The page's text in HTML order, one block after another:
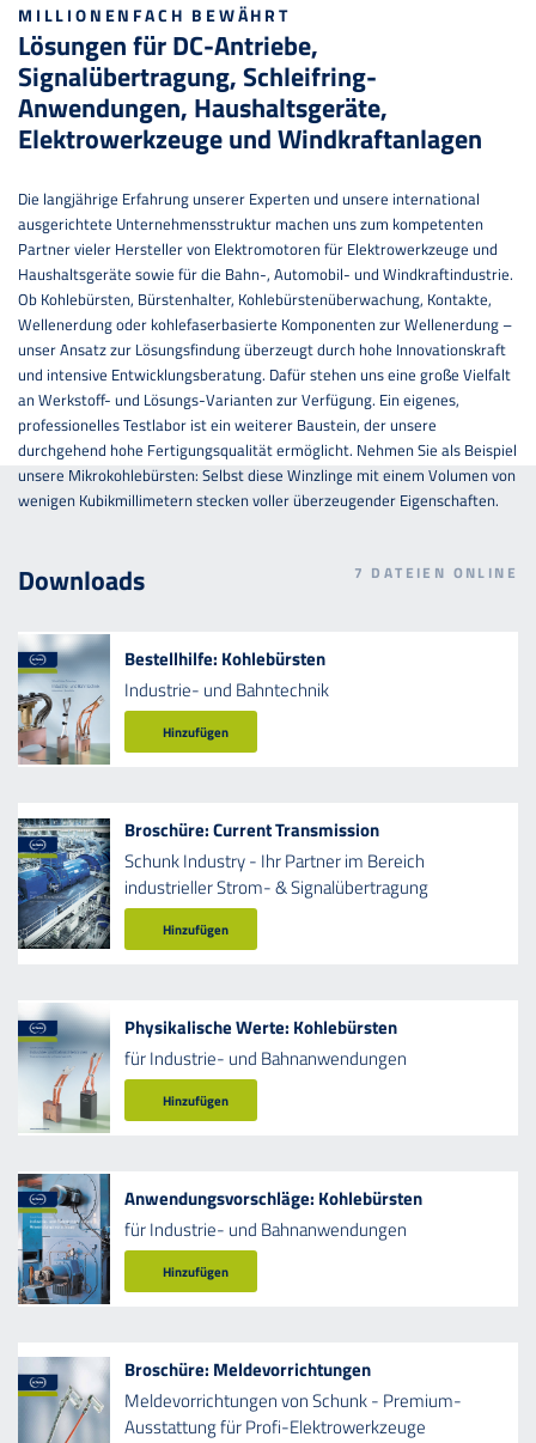
MILLIONENFACH BEWÄHRT
Lösungen für DC-Antriebe,
Signalübertragung, Schleifring-
Anwendungen, Haushaltsgeräte,
Elektrowerkzeuge und Windkraftanlagen
Die langjährige Erfahrung unserer Experten und unsere international
ausgerichtete Unternehmensstruktur machen uns zum kompetenten
Partner vieler Hersteller von Elektromotoren für Elektrowerkzeuge und
Haushaltsgeräte sowie für die Bahn-, Automobil- und Windkraftindustrie.
Ob Kohlebürsten, Bürstenhalter, Kohlebürstenüberwachung, Kontakte,
Wellenerdung oder kohlefaserbasierte Komponenten zur Wellenerdung –
unser Ansatz zur Lösungsfindung überzeugt durch hohe Innovationskraft
und intensive Entwicklungsberatung. Dafür stehen uns eine große Vielfalt
an Werkstoff- und Lösungs-Varianten zur Verfügung. Ein eigenes,
professionelles Testlabor ist ein weiterer Baustein, der unsere
durchgehend hohe Fertigungsqualität ermöglicht. Nehmen Sie als Beispiel
unsere Mikrokohlebürsten: Selbst diese Winzlinge mit einem Volumen von
wenigen Kubikmillimetern stecken voller überzeugender Eigenschaften.
Bestellhilfe: Kohlebürsten
Industrie- und Bahntechnik
Hinzufügen
Broschüre: Current Transmission
Schunk Industry - Ihr Partner im Bereich
industrieller Strom- & Signalübertragung
Hinzufügen
Physikalische Werte: Kohlebürsten
für Industrie- und Bahnanwendungen
Hinzufügen
Anwendungsvorschläge: Kohlebürsten
für Industrie- und Bahnanwendungen
Hinzufügen
Broschüre: Meldevorrichtungen
Meldevorrichtungen von Schunk - Premium-
Ausstattung für Profi-Elektrowerkzeuge
Downloads 7 DATEIEN ONLINE